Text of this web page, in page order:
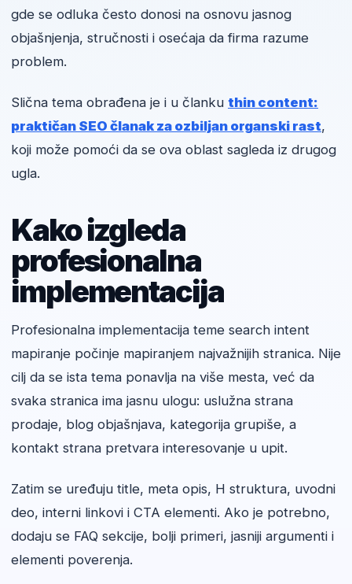
gde se odluka često donosi na osnovu jasnog
objašnjenja, stručnosti i osećaja da firma razume
problem.
Slična tema obrađena je i u članku thin content:
praktičan SEO članak za ozbiljan organski rast,
koji može pomoći da se ova oblast sagleda iz drugog
ugla.
Kako izgleda
profesionalna
implementacija
Profesionalna implementacija teme search intent
mapiranje počinje mapiranjem najvažnijih stranica. Nije
cilj da se ista tema ponavlja na više mesta, već da
svaka stranica ima jasnu ulogu: uslužna strana
prodaje, blog objašnjava, kategorija grupiše, a
kontakt strana pretvara interesovanje u upit.
Zatim se uređuju title, meta opis, H struktura, uvodni
deo, interni linkovi i CTA elementi. Ako je potrebno,
dodaju se FAQ sekcije, bolji primeri, jasniji argumenti i
elementi poverenja.